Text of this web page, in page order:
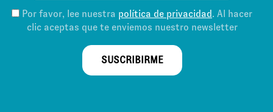
Por favor, lee nuestra política de privacidad. Al hacer
clic aceptas que te enviemos nuestro newsletter
SUSCRIBIRME